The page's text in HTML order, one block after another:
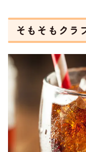
クローブ
ナツメグ
コリアンダ
カルダモン
八角（ス
バニラビー
黒胡椒（
レモン
砂糖
クラフトコ
【1.材料
そもそもクラ